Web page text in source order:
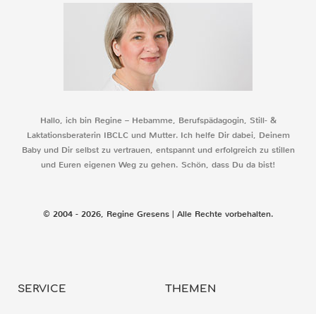
Hallo, ich bin Regine – Hebamme, Berufspädagogin, Still- &
Laktationsberaterin IBCLC und Mutter. Ich helfe Dir dabei, Deinem
Baby und Dir selbst zu vertrauen, entspannt und erfolgreich zu stillen
und Euren eigenen Weg zu gehen. Schön, dass Du da bist!
© 2004 - 2026, Regine Gresens | Alle Rechte vorbehalten.
SERVICE THEMEN